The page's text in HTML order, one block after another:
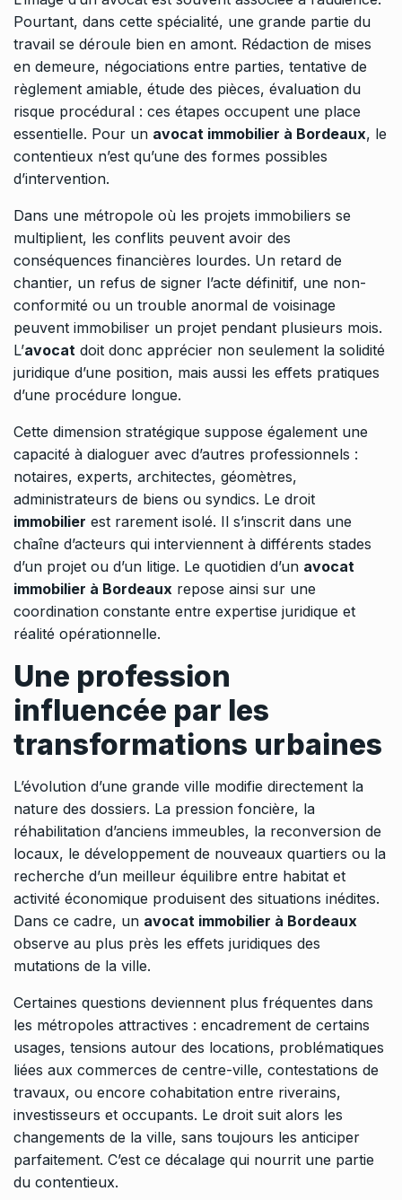
Pourtant, dans cette spécialité, une grande partie du
travail se déroule bien en amont. Rédaction de mises
en demeure, négociations entre parties, tentative de
règlement amiable, étude des pièces, évaluation du
risque procédural : ces étapes occupent une place
essentielle. Pour un avocat immobilier à Bordeaux, le
contentieux n’est qu’une des formes possibles
d’intervention.
Dans une métropole où les projets immobiliers se
multiplient, les conflits peuvent avoir des
conséquences financières lourdes. Un retard de
chantier, un refus de signer l’acte définitif, une non-
conformité ou un trouble anormal de voisinage
peuvent immobiliser un projet pendant plusieurs mois.
L’avocat doit donc apprécier non seulement la solidité
juridique d’une position, mais aussi les effets pratiques
d’une procédure longue.
Cette dimension stratégique suppose également une
capacité à dialoguer avec d’autres professionnels :
notaires, experts, architectes, géomètres,
administrateurs de biens ou syndics. Le droit
immobilier est rarement isolé. Il s’inscrit dans une
chaîne d’acteurs qui interviennent à différents stades
d’un projet ou d’un litige. Le quotidien d’un avocat
immobilier à Bordeaux repose ainsi sur une
coordination constante entre expertise juridique et
réalité opérationnelle.
Une profession
influencée par les
transformations urbaines
L’évolution d’une grande ville modifie directement la
nature des dossiers. La pression foncière, la
réhabilitation d’anciens immeubles, la reconversion de
locaux, le développement de nouveaux quartiers ou la
recherche d’un meilleur équilibre entre habitat et
activité économique produisent des situations inédites.
Dans ce cadre, un avocat immobilier à Bordeaux
observe au plus près les effets juridiques des
mutations de la ville.
Certaines questions deviennent plus fréquentes dans
les métropoles attractives : encadrement de certains
usages, tensions autour des locations, problématiques
liées aux commerces de centre-ville, contestations de
travaux, ou encore cohabitation entre riverains,
investisseurs et occupants. Le droit suit alors les
changements de la ville, sans toujours les anticiper
parfaitement. C’est ce décalage qui nourrit une partie
du contentieux.